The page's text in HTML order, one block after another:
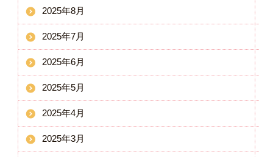
2025年8月
2025年7月
2025年6月
2025年5月
2025年4月
2025年3月